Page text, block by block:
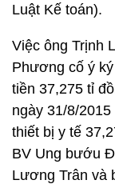
Luật Kế toán).
Việc ông Trịnh
Phương cố ý
tiền 37,275 tỉ
ngày 31/8/
thiết bị y tế
BV Ung bướu
Lương Trân và